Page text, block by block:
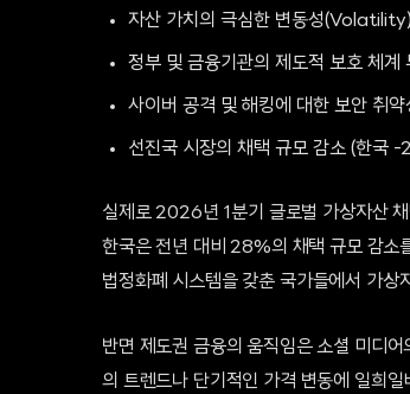
자산 가치의 극심한 변동성
정부 및 금융기관의 제도적 보호 체계
사이버 공격 및 해킹에 대한 보안 취약
선진국 시장의 채택 규모 감소 (한국
실제로 2026년 1분기 글로벌 가상자산
한국은 전년 대비 28%의 채택 규모 감소
법정화폐 시스템을 갖춘 국가들에서 가상
반면 제도권 금융의 움직임은 소셜 미디
의 트렌드나 단기적인 가격 변동에 일희